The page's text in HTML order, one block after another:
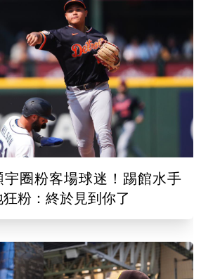
圈粉客場球迷！踢館水手
粉：終於見到你了